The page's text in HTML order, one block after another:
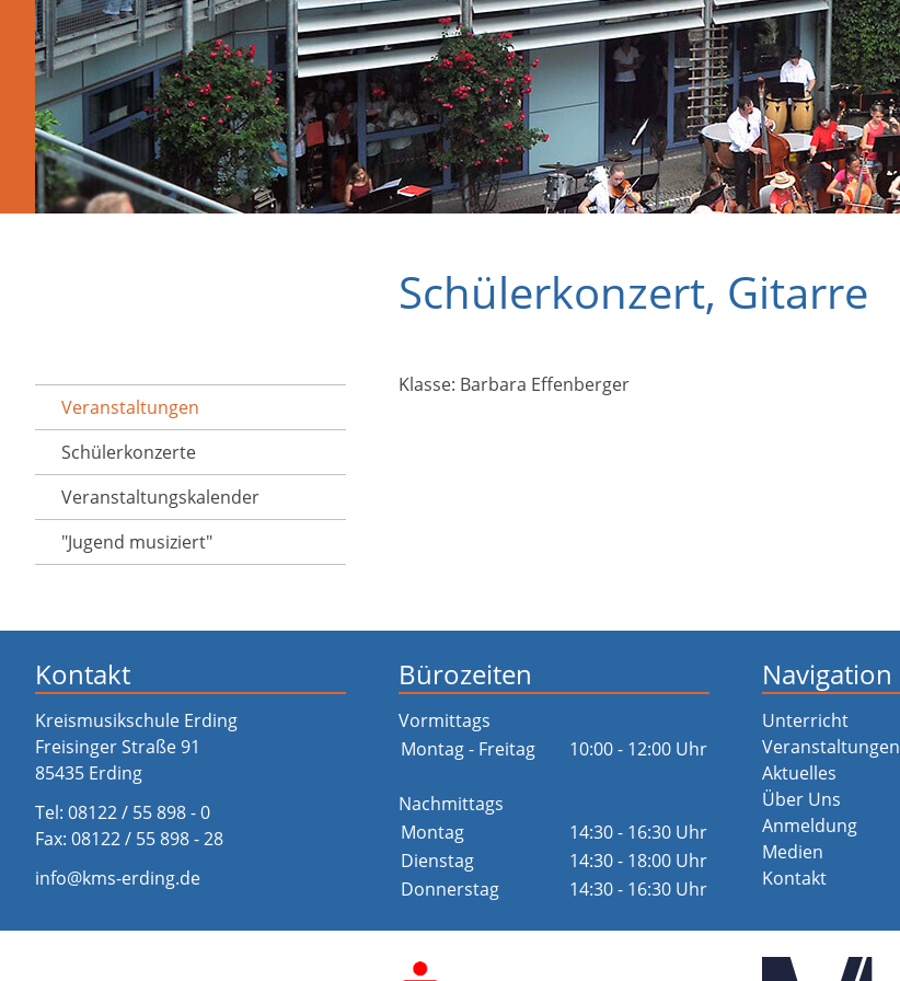
Schülerkonzert, Gitarre
Veranstaltungen
Schülerkonzerte
Veranstaltungs­kalender
"Jugend musiziert"
Klasse: Barbara Effenberger
Kontakt
Kreismusikschule Erding
Freisinger Straße 91
85435 Erding
Tel: 08122 / 55 898 - 0
Fax: 08122 / 55 898 - 28
info@kms-erding.de
Bürozeiten
Vormittags
Montag - Freitag
10:00 - 12:00 Uhr
Nachmittags
Montag
14:30 - 16:30 Uhr
Dienstag
14:30 - 18:00 Uhr
Donnerstag
14:30 - 16:30 Uhr
Navigation
Unterricht
Veranstaltungen
Aktuelles
Über Uns
Anmeldung
Medien
Kontakt